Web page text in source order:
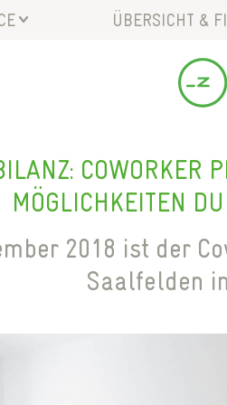
ÜBERSICHT &
COWORKER
MÖGLICHKEITEN
2018 ist der
Saalfelden